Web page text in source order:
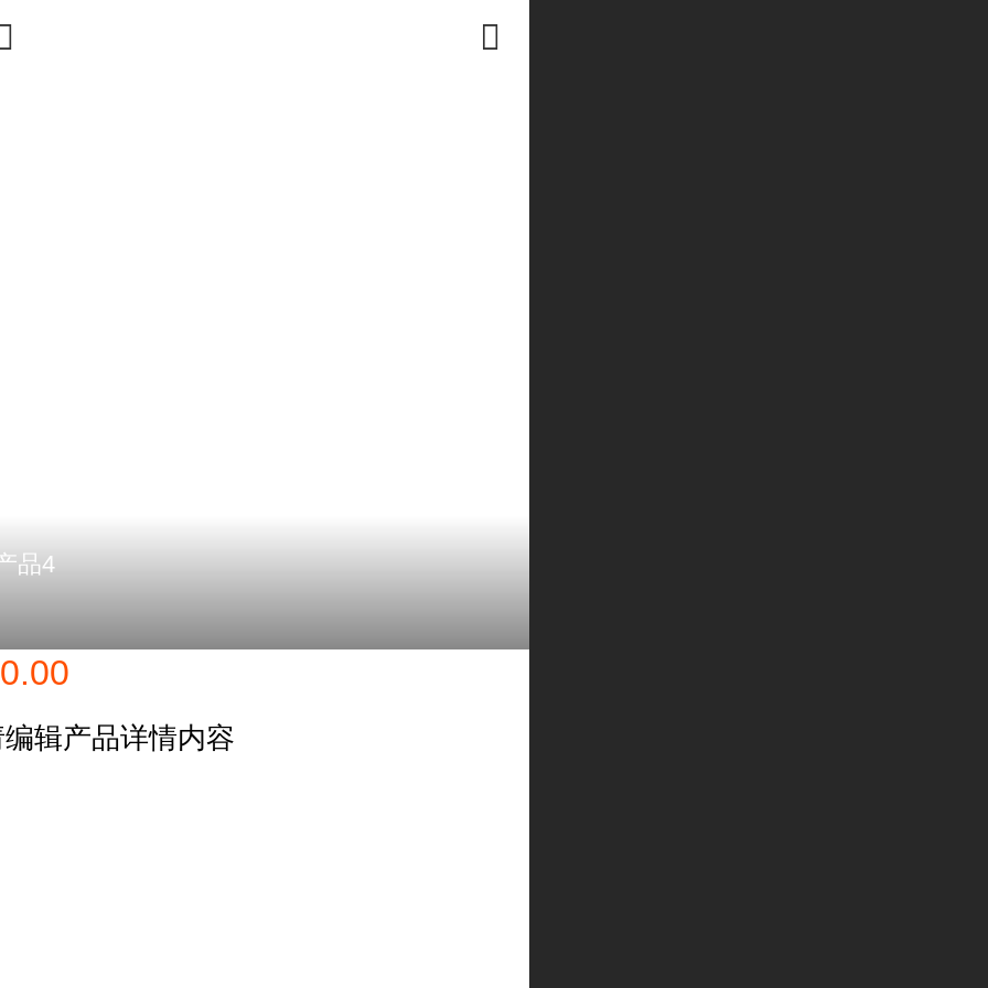
品4
辑产品详情内容